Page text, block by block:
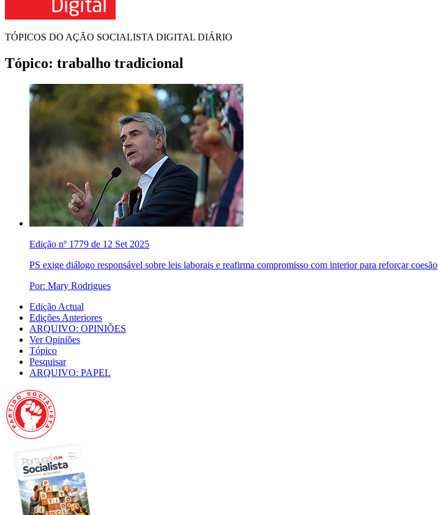
TÓPICOS DO AÇÃO SOCIALISTA DIGITAL DIÁRIO
Tópico: trabalho tradicional
Edição nº 1779 de 12 Set 2025
PS exige diálogo responsável sobre leis laborais e reafirma compromisso com interior para reforçar coesão
Por: Mary Rodrigues
Edição Actual
Edições Anteriores
ARQUIVO: OPINIÕES
Ver Opiniões
Tópico
Pesquisar
ARQUIVO: PAPEL